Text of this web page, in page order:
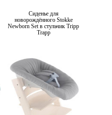
Сиденье для
новорождённого Stokke
Newborn Set в стульчик Tripp
Trapp